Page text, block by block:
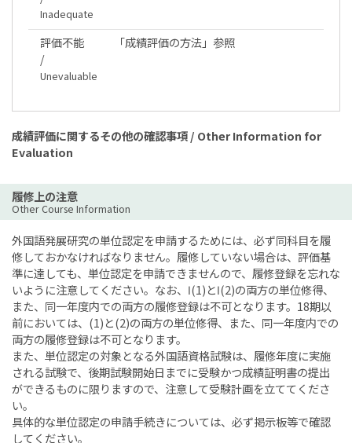
Inadequate
評価不能
/
Unevaluable
「成績評価の方法」参照
成績評価に関するその他の確認事項 / Other Information for
Evaluation
履修上の注意
Other Course Information
外国語発展研究の単位認定を申請するためには、必ず同科目を履
修しておかなければなりません。履修していない場合は、評価基
準に達しても、単位認定を申請できませんので、履修登録を忘れな
いように注意してください。なお、Ⅰ(1)とⅠ(2)の両方の単位修得、
また、同一年度内での両方の履修登録は不可となります。18期以
前においては、(1)と(2)の両方の単位修得、また、同一年度内での
両方の履修登録は不可となります。
また、単位認定の対象となる外国語資格試験は、履修年度に実施
される試験で、後期試験開始日までに受験かつ成績証明書の提出
ができるものに限りますので、注意して受験計画を立ててくださ
い。
具体的な単位認定の申請手続きについては、必ず掲示板等で確認
してください。